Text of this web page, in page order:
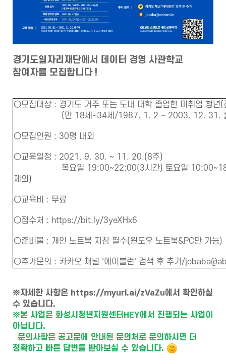
경기도일자리재단에서 데이터 경영 사관학교
참여자를 모집합니다 !
○모집대상 : 경기도 거주 또는 도내 대학 졸업한 미취업 청년(
(만 18세~34세/1987. 1. 2 ~ 2003. 12. 31.
○모집인원 : 30명 내외
○교육일정 : 2021. 9. 30. ~ 11. 20.(8주)
목요일 19:00~22:00(3시간) 토요일
제외)
○교육비 : 무료
○접수처 : https://bit.ly/3yeXHx6
○준비물 : 개인 노트북 지참 필수(윈도우 노트북&PC만 가능)
○추가문의 : 카카오 채널 '에이블런' 검색 후 추가/
※자세한 사항은 https://myurl.ai/zVaZu에서 확인하실
수 있습니다.
※본 사업은 화성시청년지원센터HEY에서 진행되는 사업이
아닙니다.
문의사항은 공고문에 안내된 문의처로 문의하시면 더
정확하고 빠른 답변을 받아보실 수 있습니다.